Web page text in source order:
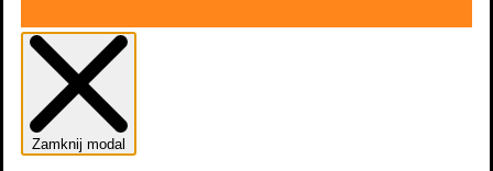
HBO, 28 sierpień 2026, piątek 16:15(Polska) zobacz więcej
Zamknij modal